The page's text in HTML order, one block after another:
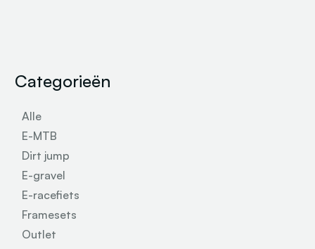
Categorieën
Alle
E-MTB
Dirt jump
E-gravel
E-racefiets
Framesets
Outlet